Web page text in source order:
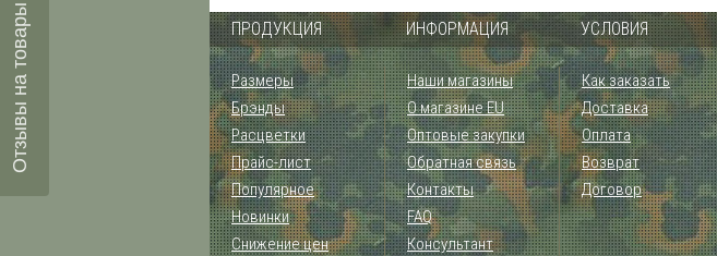
ПРОДУКЦИЯ ИНФОРМАЦИЯ УСЛОВИЯ
Размеры
Брэнды
Расцветки
Прайс-лист
Популярное
Новинки
Снижение цен
Наши магазины
О магазине EU
Оптовые закупки
Обратная связь
Контакты
FAQ
Консультант
Как заказать
Доставка
Оплата
Возврат
Договор
Отзывы на товары